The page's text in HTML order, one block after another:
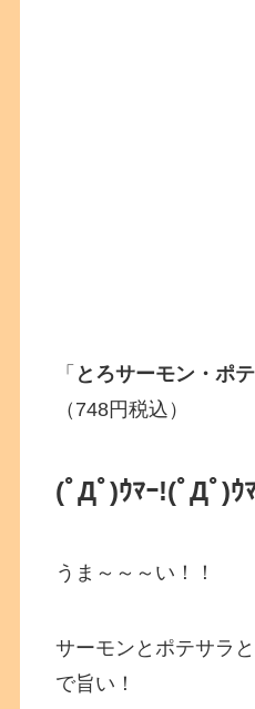
「 とろサーモン・ポ
（748円税込）
(ﾟДﾟ)ｳﾏｰ!(ﾟДﾟ)ｳ
うま～～～い！！
サーモンとポテサラ
で旨い！